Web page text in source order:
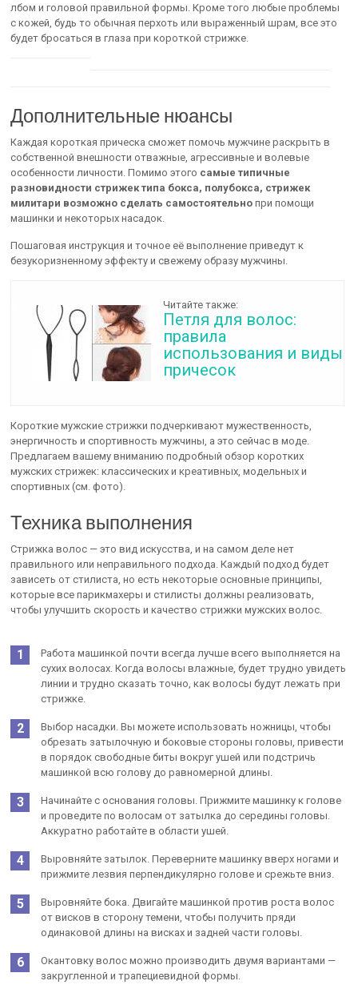
лбом и головой правильной формы. Кроме того любые проблемы
с кожей, будь то обычная перхоть или выраженный шрам, все это
будет бросаться в глаза при короткой стрижке.
Дополнительные нюансы
Каждая короткая прическа сможет помочь мужчине раскрыть в
собственной внешности отважные, агрессивные и волевые
особенности личности. Помимо этого самые типичные
разновидности стрижек типа бокса, полубокса, стрижек
милитари возможно сделать самостоятельно при помощи
машинки и некоторых насадок.
Пошаговая инструкция и точное её выполнение приведут к
безукоризненному эффекту и свежему образу мужчины.
Читайте также:
Петля для волос:
правила
использования и виды
причесок
Короткие мужские стрижки подчеркивают мужественность,
энергичность и спортивность мужчины, а это сейчас в моде.
Предлагаем вашему вниманию подробный обзор коротких
мужских стрижек: классических и креативных, модельных и
спортивных (см. фото).
Техника выполнения
Стрижка волос — это вид искусства, и на самом деле нет
правильного или неправильного подхода. Каждый подход будет
зависеть от стилиста, но есть некоторые основные принципы,
которые все парикмахеры и стилисты должны реализовать,
чтобы улучшить скорость и качество стрижки мужских волос.
Работа машинкой почти всегда лучше всего выполняется на
сухих волосах. Когда волосы влажные, будет трудно увидеть
линии и трудно сказать точно, как волосы будут лежать при
стрижке.
Выбор насадки. Вы можете использовать ножницы, чтобы
обрезать затылочную и боковые стороны головы, привести
в порядок свободные биты вокруг ушей или подстричь
машинкой всю голову до равномерной длины.
Начинайте с основания головы. Прижмите машинку к голове
и проведите по волосам от затылка до середины головы.
Аккуратно работайте в области ушей.
Выровняйте затылок. Переверните машинку вверх ногами и
прижмите лезвия перпендикулярно голове и срежьте вниз.
Выровняйте бока. Двигайте машинкой против роста волос
от висков в сторону темени, чтобы получить пряди
одинаковой длины на висках и задней части головы.
Окантовку волос можно производить двумя вариантами —
закругленной и трапециевидной формы.